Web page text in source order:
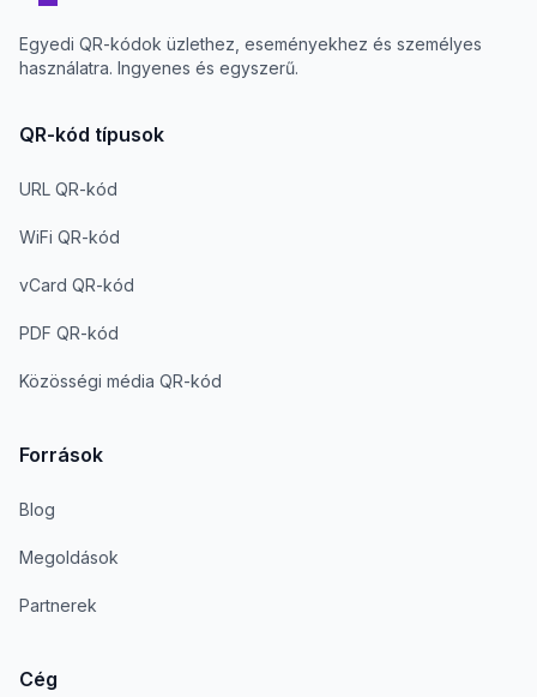
Egyedi QR-kódok üzlethez, eseményekhez és személyes
használatra. Ingyenes és egyszerű.
QR-kód típusok
URL QR-kód
WiFi QR-kód
vCard QR-kód
PDF QR-kód
Közösségi média QR-kód
Források
Blog
Megoldások
Partnerek
Cég